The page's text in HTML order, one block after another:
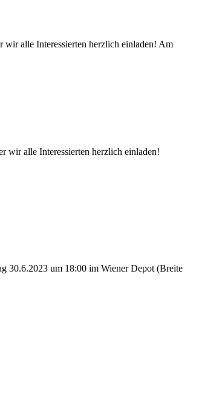
wir alle Interessierten herzlich einladen! Am
wir alle Interessierten herzlich einladen!
30.6.2023 um 18:00 im Wiener Depot (Breite